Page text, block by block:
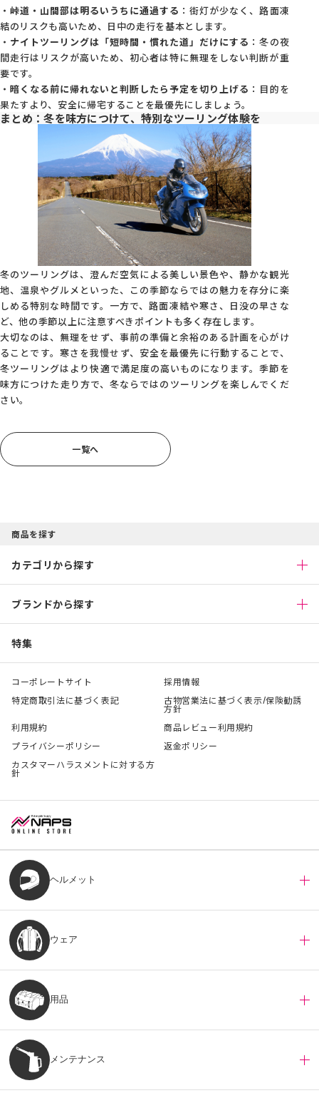
・峠道・山間部は明るいうちに通過する ：街灯が少なく、路面凍
結のリスクも高いため、日中の走行を基本とします。
・ ナイトツーリングは「短時間・慣れた道」だけにする ：冬の夜
間走行はリスクが高いため、初心者は特に無理をしない判断が重
要です。
・暗くなる前に帰れないと判断したら予定を切り上げる ：目的を
果たすより、安全に帰宅することを最優先にしましょう。
まとめ：冬を味方につけて、特別なツーリング体験を
冬のツーリングは、澄んだ空気による美しい景色や、静かな観光
地、温泉やグルメといった、この季節ならではの魅力を存分に楽
しめる特別な時間です。一方で、路面凍結や寒さ、日没の早さな
ど、他の季節以上に注意すべきポイントも多く存在します。
大切なのは、無理をせず、事前の準備と余裕のある計画を心がけ
ることです。寒さを我慢せず、安全を最優先に行動することで、
冬ツーリングはより快適で満足度の高いものになります。季節を
味方につけた走り方で、冬ならではのツーリングを楽しんでくだ
さい。
一覧へ
商品を探す
カテゴリから探す
ブランドから探す
特集
コーポレートサイト
採用情報
特定商取引法に基づく表記
古物営業法に基づく表示/保険勧誘
方針
利用規約
商品レビュー利用規約
プライバシーポリシー
返金ポリシー
カスタマーハラスメントに対する方
針
ヘルメット
ウェア
用品
メンテナンス